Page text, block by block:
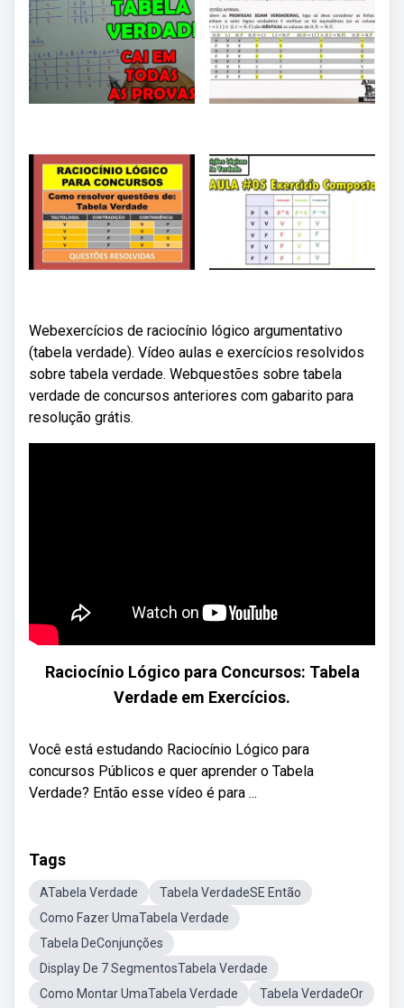
Webexercícios de raciocínio lógico argumentativo
(tabela verdade). Vídeo aulas e exercícios resolvidos
sobre tabela verdade. Webquestões sobre tabela
verdade de concursos anteriores com gabarito para
resolução grátis.
Raciocínio Lógico para Concursos: Tabela
Verdade em Exercícios.
Você está estudando Raciocínio Lógico para
concursos Públicos e quer aprender o Tabela
Verdade? Então esse vídeo é para ...
Tags
ATabela Verdade
Tabela VerdadeSE Então
Como Fazer UmaTabela Verdade
Tabela DeConjunções
Display De 7 SegmentosTabela Verdade
Como Montar UmaTabela Verdade
Tabela VerdadeOr